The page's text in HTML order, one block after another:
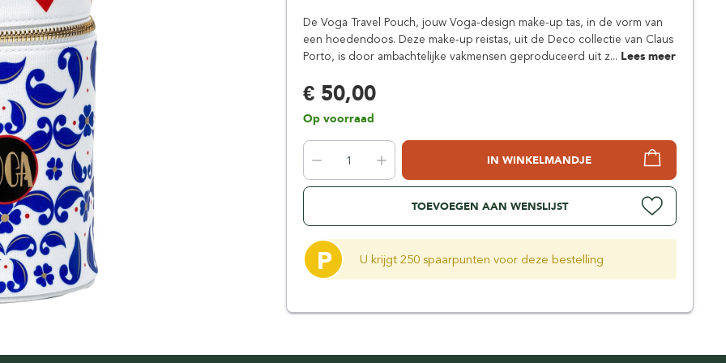
Floris London
Gentlemen's Tonic
Giesen & Forsthoff
Gillette
Henson Shaving
Herold Solingen
Kasho Kai
Stirling Soap Company
St. James of London
De Voga Travel Pouch, jouw Voga-design make-up tas, in de vorm van
een hoedendoos. Deze make-up reistas, uit de Deco collectie van Claus
Porto, is door ambachtelijke vakmensen geproduceerd uit z... Lees meer
€ 50,00
Op voorraad
IN WINKELMANDJE
TOEVOEGEN AAN WENSLIJST
P U krijgt 250 spaarpunten voor deze bestelling